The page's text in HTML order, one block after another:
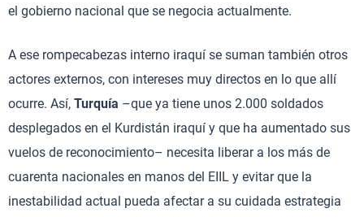
el gobierno nacional que se negocia actualmente.
A ese rompecabezas interno iraquí se suman también otros
actores externos, con intereses muy directos en lo que allí
ocurre. Así, Turquía –que ya tiene unos 2.000 soldados
desplegados en el Kurdistán iraquí y que ha aumentado sus
vuelos de reconocimiento– necesita liberar a los más de
cuarenta nacionales en manos del EIIL y evitar que la
inestabilidad actual pueda afectar a su cuidada estrategia